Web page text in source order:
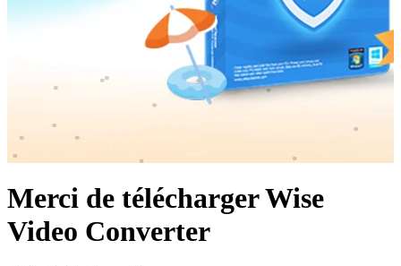
Merci de télécharger Wise
Video Converter